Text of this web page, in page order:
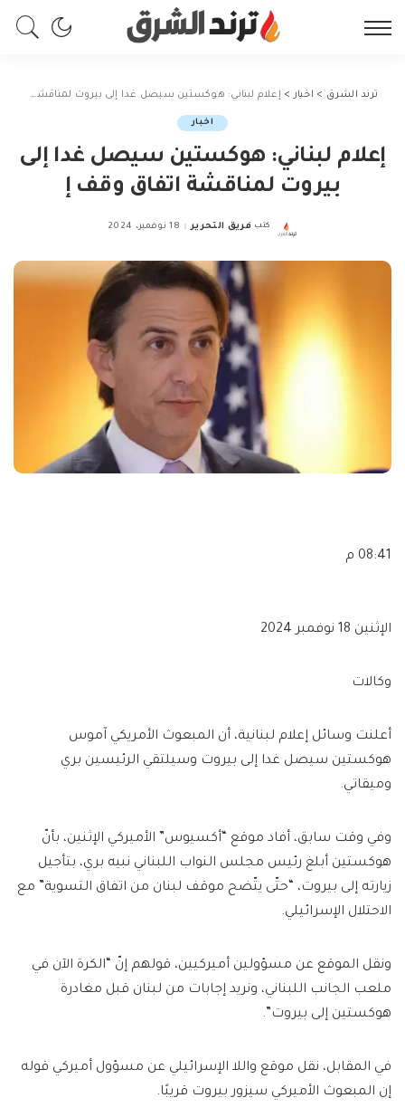
ترند الشرق > اخبار > إعلام لبناني: هوكستين سيصل غدا إلى بيروت لمناقشة اتفاق وقف إ
اخبار
إعلام لبناني: هوكستين سيصل غدا إلى
بيروت لمناقشة اتفاق وقف إ
Posted
كتب فريق التحرير 18 نوفمبر، 2024
08:41 م
الإثنين 18 نوفمبر 2024
وكالات
أعلنت وسائل إعلام لبنانية، أن المبعوث الأمريكي آموس
هوكستين سيصل غدا إلى بيروت وسيلتقي الرئيسين بري
وميقاتي.
وفي وقت سابق، أفاد موقع “أكسيوس” الأميركي الإثنين، بأنّ
هوكستين أبلغ رئيس مجلس النواب اللبناني نبيه بري، بتأجيل
زيارته إلى بيروت، “حتّى يتّضح موقف لبنان من اتفاق التسوية” مع
الاحتلال الإسرائيلي.
ونقل الموقع عن مسؤولين أميركيين، قولهم إنّ “الكرة الآن في
ملعب الجانب اللبناني، ونريد إجابات من لبنان قبل مغادرة
هوكستين إلى بيروت”.
في المقابل، نقل موقع واللا الإسرائيلي عن مسؤول أميركي قوله
إن المبعوث الأميركي سيزور بيروت قريبًا.